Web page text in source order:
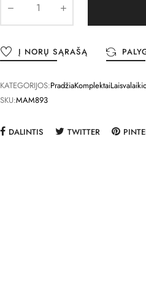
Į NORŲ SĄRAŠĄ
KATEGORIJOS:PradžiaKomplektai
SKU:MAM893
DALINTIS TWITTER